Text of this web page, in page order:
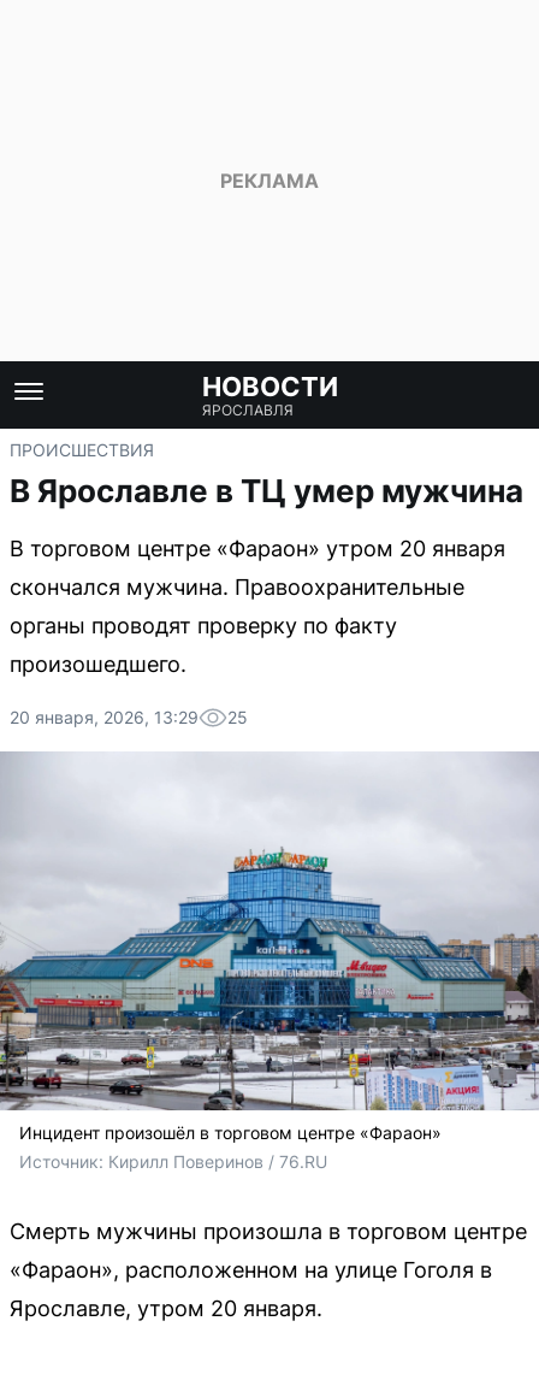
НОВОСТИ
ЯРОСЛАВЛЯ
ПРОИСШЕСТВИЯ
В Ярославле в ТЦ умер мужчина
В торговом центре «Фараон» утром 20 января
скончался мужчина. Правоохранительные
органы проводят проверку по факту
произошедшего.
20 января, 2026, 13:29 25
Инцидент произошёл в торговом центре «Фараон»
Источник: Кирилл Поверинов / 76.RU
Смерть мужчины произошла в торговом центре
«Фараон», расположенном на улице Гоголя в
Ярославле, утром 20 января.